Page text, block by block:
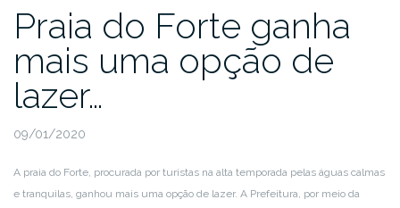
Praia do Forte ganha
mais uma opção de
lazer…
09/01/2020
A praia do Forte, procurada por turistas na alta temporada pelas águas calmas
e tranquilas, ganhou mais uma opção de lazer. A Prefeitura, por meio da